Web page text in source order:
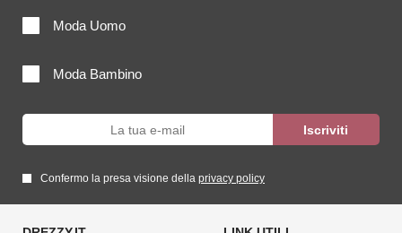
Moda Uomo
Moda Bambino
Confermo la presa visione della privacy policy